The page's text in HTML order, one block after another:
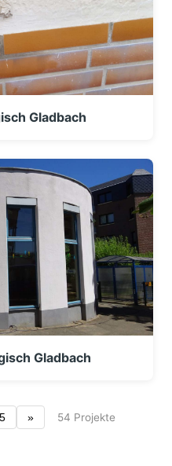
Gladbach
Gladbach
5 » 54 Projekte